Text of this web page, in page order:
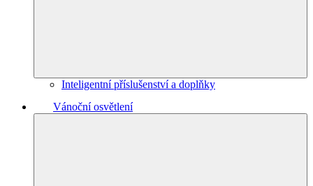
Inteligentní příslušenství a doplňky
Vánoční osvětlení